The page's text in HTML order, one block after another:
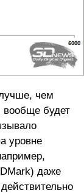
чем
вообще будет
уровне
даже